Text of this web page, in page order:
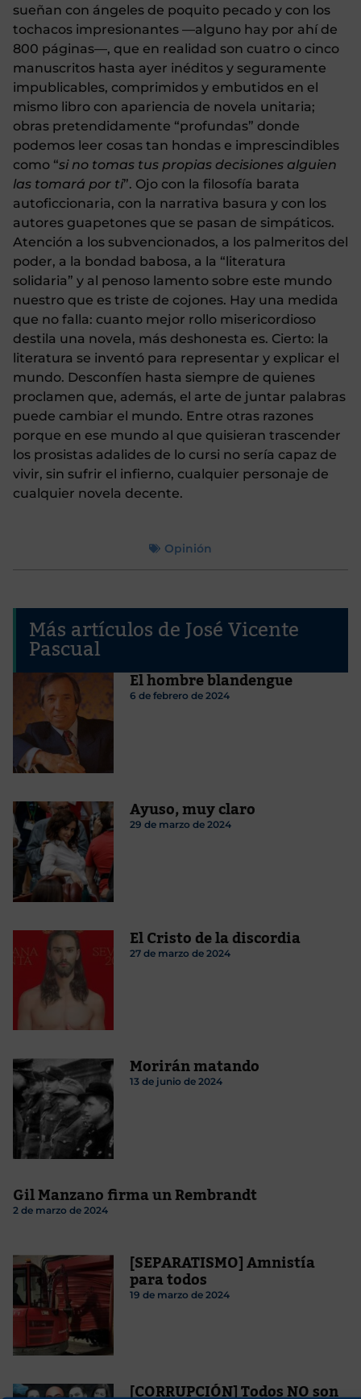
sueñan con ángeles de poquito pecado y con los
tochacos impresionantes —alguno hay por ahí de
800 páginas—, que en realidad son cuatro o cinco
manuscritos hasta ayer inéditos y seguramente
impublicables, comprimidos y embutidos en el
mismo libro con apariencia de novela unitaria;
obras pretendidamente “profundas” donde
podemos leer cosas tan hondas e imprescindibles
como “si no tomas tus propias decisiones alguien
las tomará por ti”. Ojo con la filosofía barata
autoficcionaria, con la narrativa basura y con los
autores guapetones que se pasan de simpáticos.
Atención a los subvencionados, a los palmeritos del
poder, a la bondad babosa, a la “literatura
solidaria” y al penoso lamento sobre este mundo
nuestro que es triste de cojones. Hay una medida
que no falla: cuanto mejor rollo misericordioso
destila una novela, más deshonesta es. Cierto: la
literatura se inventó para representar y explicar el
mundo. Desconfíen hasta siempre de quienes
proclamen que, además, el arte de juntar palabras
puede cambiar el mundo. Entre otras razones
porque en ese mundo al que quisieran trascender
los prosistas adalides de lo cursi no sería capaz de
vivir, sin sufrir el infierno, cualquier personaje de
cualquier novela decente.
Opinión
Más artículos de José Vicente
Pascual
El hombre blandengue
6 de febrero de 2024
Ayuso, muy claro
29 de marzo de 2024
El Cristo de la discordia
27 de marzo de 2024
Morirán matando
13 de junio de 2024
Gil Manzano firma un Rembrandt
2 de marzo de 2024
[SEPARATISMO] Amnistía
para todos
19 de marzo de 2024
[CORRUPCIÓN] Todos NO son